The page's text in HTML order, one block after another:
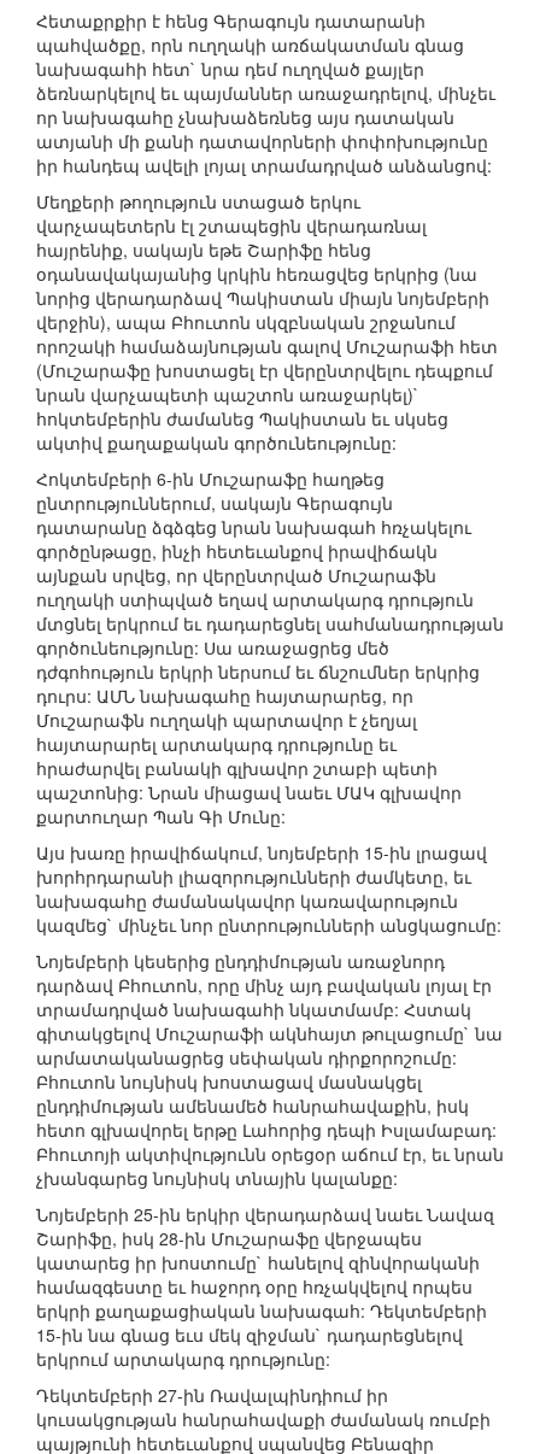
Հետաքրքիր է հենց Գերագույն դատարանի
պահվածքը, որն ուղղակի առճակատման գնաց
նախագահի հետ` նրա դեմ ուղղված քայլեր
ձեռնարկելով եւ պայմաններ առաջադրելով, մինչեւ
որ նախագահը չնախաձեռնեց այս դատական
ատյանի մի քանի դատավորների փոփոխությունը
իր հանդեպ ավելի լոյալ տրամադրված անձանցով:
Մեղքերի թողություն ստացած երկու
վարչապետերն էլ շտապեցին վերադառնալ
հայրենիք, սակայն եթե Շարիֆը հենց
օդանավակայանից կրկին հեռացվեց երկրից (նա
նորից վերադարձավ Պակիստան միայն նոյեմբերի
վերջին), ապա Բհուտոն սկզբնական շրջանում
որոշակի համաձայնության գալով Մուշարաֆի հետ
(Մուշարաֆը խոստացել էր վերընտրվելու դեպքում
նրան վարչապետի պաշտոն առաջարկել)`
հոկտեմբերին ժամանեց Պակիստան եւ սկսեց
ակտիվ քաղաքական գործունեությունը:
Հոկտեմբերի 6-ին Մուշարաֆը հաղթեց
ընտրություններում, սակայն Գերագույն
դատարանը ձգձգեց նրան նախագահ հռչակելու
գործընթացը, ինչի հետեւանքով իրավիճակն
այնքան սրվեց, որ վերընտրված Մուշարաֆն
ուղղակի ստիպված եղավ արտակարգ դրություն
մտցնել երկրում եւ դադարեցնել սահմանադրության
գործունեությունը: Սա առաջացրեց մեծ
դժգոհություն երկրի ներսում եւ ճնշումներ երկրից
դուրս: ԱՄՆ նախագահը հայտարարեց, որ
Մուշարաֆն ուղղակի պարտավոր է չեղյալ
հայտարարել արտակարգ դրությունը եւ
հրաժարվել բանակի գլխավոր շտաբի պետի
պաշտոնից: Նրան միացավ նաեւ ՄԱԿ գլխավոր
քարտուղար Պան Գի Մունը:
Այս խառը իրավիճակում, նոյեմբերի 15-ին լրացավ
խորհրդարանի լիազորությունների ժամկետը, եւ
նախագահը ժամանակավոր կառավարություն
կազմեց` մինչեւ նոր ընտրությունների անցկացումը:
Նոյեմբերի կեսերից ընդդիմության առաջնորդ
դարձավ Բհուտոն, որը մինչ այդ բավական լոյալ էր
տրամադրված նախագահի նկատմամբ: Հստակ
գիտակցելով Մուշարաֆի ակնհայտ թուլացումը` նա
արմատականացրեց սեփական դիրքորոշումը:
Բհուտոն նույնիսկ խոստացավ մասնակցել
ընդդիմության ամենամեծ հանրահավաքին, իսկ
հետո գլխավորել երթը Լահորից դեպի Իսլամաբադ:
Բհուտոյի ակտիվությունն օրեցօր աճում էր, եւ նրան
չխանգարեց նույնիսկ տնային կալանքը:
Նոյեմբերի 25-ին երկիր վերադարձավ նաեւ Նավազ
Շարիֆը, իսկ 28-ին Մուշարաֆը վերջապես
կատարեց իր խոստումը` հանելով զինվորականի
համազգեստը եւ հաջորդ օրը հռչակվելով որպես
երկրի քաղաքացիական նախագահ: Դեկտեմբերի
15-ին նա գնաց եւս մեկ զիջման` դադարեցնելով
երկրում արտակարգ դրությունը:
Դեկտեմբերի 27-ին Ռավալպինդիում իր
կուսակցության հանրահավաքի ժամանակ ռումբի
պայթյունի հետեւանքով սպանվեց Բենազիր